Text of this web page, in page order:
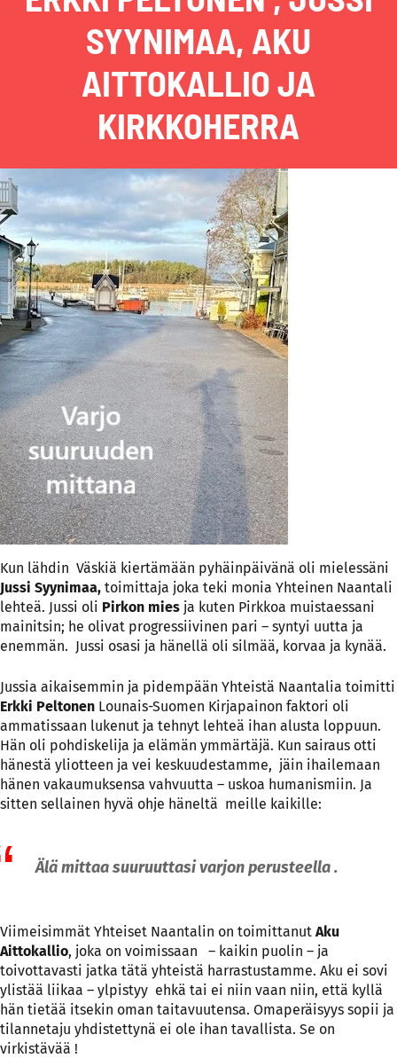
SYYNIMAA, AKU
AITTOKALLIO JA
KIRKKOHERRA
Kun lähdin Väskiä kiertämään pyhäinpäivänä oli mielessäni
Jussi Syynimaa, toimittaja joka teki monia Yhteinen Naantali
lehteä. Jussi oli Pirkon mies ja kuten Pirkkoa muistaessani
mainitsin; he olivat progressiivinen pari – syntyi uutta ja
enemmän. Jussi osasi ja hänellä oli silmää, korvaa ja kynää.
Jussia aikaisemmin ja pidempään Yhteistä Naantalia toimitti
Erkki Peltonen Lounais-Suomen Kirjapainon faktori oli
ammatissaan lukenut ja tehnyt lehteä ihan alusta loppuun.
Hän oli pohdiskelija ja elämän ymmärtäjä. Kun sairaus otti
hänestä yliotteen ja vei keskuudestamme, jäin ihailemaan
hänen vakaumuksensa vahvuutta – uskoa humanismiin. Ja
sitten sellainen hyvä ohje häneltä meille kaikille:
Älä mittaa suuruuttasi varjon perusteella .
Viimeisimmät Yhteiset Naantalin on toimittanut Aku
Aittokallio, joka on voimissaan – kaikin puolin – ja
toivottavasti jatka tätä yhteistä harrastustamme. Aku ei sovi
ylistää liikaa – ylpistyy ehkä tai ei niin vaan niin, että kyllä
hän tietää itsekin oman taitavuutensa. Omaperäisyys sopii ja
tilannetaju yhdistettynä ei ole ihan tavallista. Se on
virkistävää !